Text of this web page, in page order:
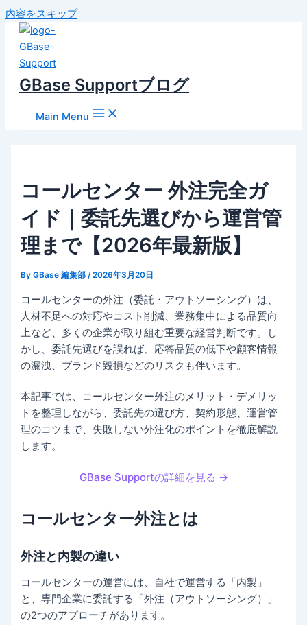
内容をスキップ
GBase Supportブログ
Main Menu
コールセンター 外注完全ガ
イド｜委託先選びから運営管
理まで【2026年最新版】
ByGBase 編集部/2026年3月20日
コールセンターの外注（委託・アウトソーシング）は、
人材不足への対応やコスト削減、業務集中による品質向
上など、多くの企業が取り組む重要な経営判断です。し
かし、委託先選びを誤れば、応答品質の低下や顧客情報
の漏洩、ブランド毀損などのリスクも伴います。
本記事では、コールセンター外注のメリット・デメリッ
トを整理しながら、委託先の選び方、契約形態、運営管
理のコツまで、失敗しない外注化のポイントを徹底解説
します。
GBase Supportの詳細を見る →
コールセンター外注とは
外注と内製の違い
コールセンターの運営には、自社で運営する「内製」
と、専門企業に委託する「外注（アウトソーシング）」
の2つのアプローチがあります。